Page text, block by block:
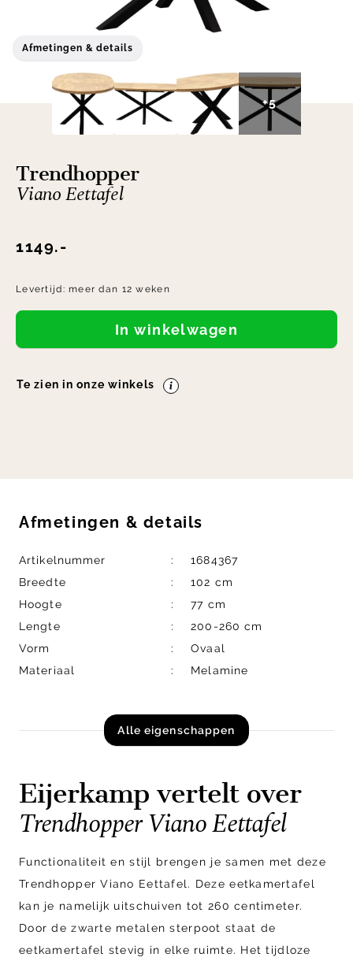
Afmetingen & details
+5
Trendhopper
Viano Eettafel
1149.-
Levertijd: meer dan 12 weken
In winkelwagen
Te zien in onze winkels
Afmetingen & details
Artikelnummer
1684367
Breedte
102 cm
Hoogte
77 cm
Lengte
200-260 cm
Vorm
Ovaal
Materiaal
Melamine
Alle eigenschappen
Eijerkamp vertelt over
Trendhopper Viano Eettafel
Functionaliteit en stijl brengen je samen met deze
Trendhopper Viano Eettafel. Deze eetkamertafel
kan je namelijk uitschuiven tot 260 centimeter.
Door de zwarte metalen sterpoot staat de
eetkamertafel stevig in elke ruimte. Het tijdloze